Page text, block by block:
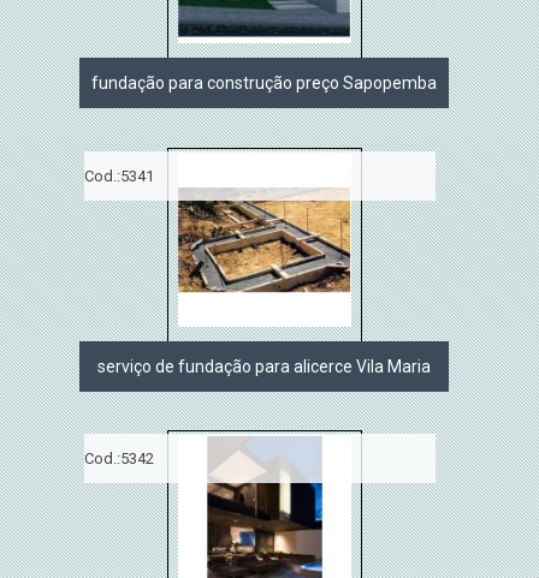
fundação para construção preço Sapopemba
Cod.:5341
serviço de fundação para alicerce Vila Maria
Cod.:5342